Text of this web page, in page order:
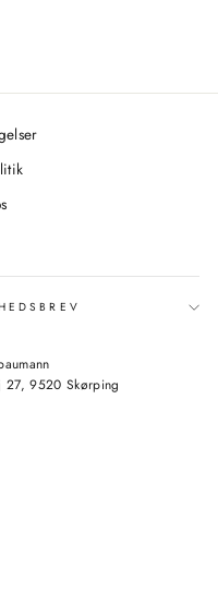
27, 9520 Skørping